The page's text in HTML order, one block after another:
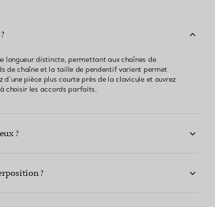
longueur distincte, permettant aux chaînes de
de chaîne et la taille de pendentif varient permet
pièce plus courte près de la clavicule et ouvrez
choisir les accords parfaits.
?
?